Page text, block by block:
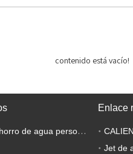
contenido está vacío!
Máquina de corte de chorro de agua personalizada
Enlace
Jet de